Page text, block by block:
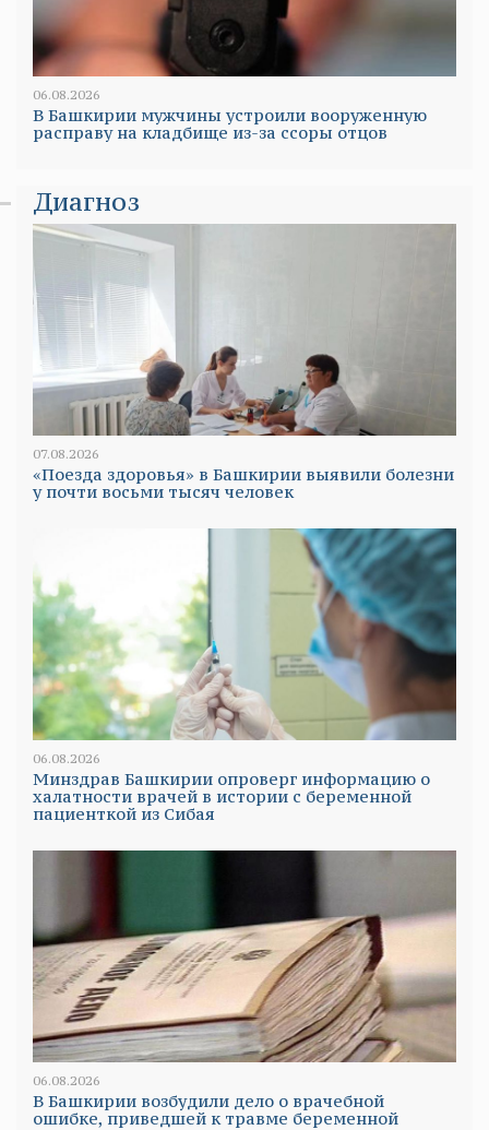
06.08.2026
В Башкирии мужчины устроили вооруженную
расправу на кладбище из-за ссоры отцов
Диагноз
07.08.2026
«Поезда здоровья» в Башкирии выявили болезни
у почти восьми тысяч человек
06.08.2026
Минздрав Башкирии опроверг информацию о
халатности врачей в истории с беременной
пациенткой из Сибая
06.08.2026
В Башкирии возбудили дело о врачебной
ошибке, приведшей к травме беременной